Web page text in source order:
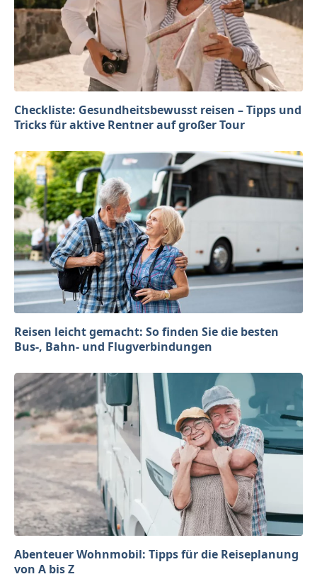
Checkliste: Gesundheitsbewusst reisen – Tipps und
Tricks für aktive Rentner auf großer Tour
Reisen leicht gemacht: So finden Sie die besten
Bus-, Bahn- und Flugverbindungen
Abenteuer Wohnmobil: Tipps für die Reiseplanung
von A bis Z